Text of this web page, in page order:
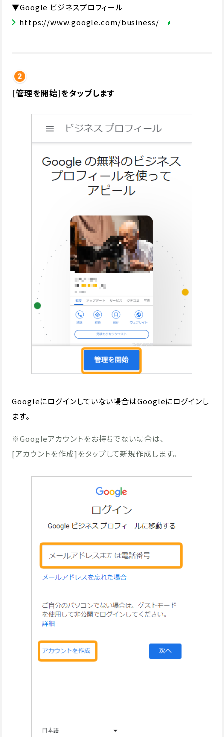
▼Google ビジネスプロフィール
https://www.google.com/business/
[管理を開始]をタップします
Googleにログインしていない場合はGoogleにログインし
ます。
※Googleアカウントをお持ちでない場合は､
[アカウントを作成]をタップして新規作成します。